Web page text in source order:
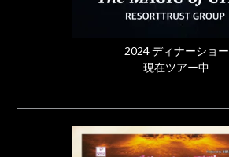
2024 ディナーショー
現在ツアー中